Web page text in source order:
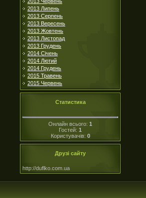
2013 Липень
2013 Серпень
2013 Вересень
2013 Жовтень
2013 Листопад
2013 Грудень
2014 Січень
2014 Лютий
2014 Грудень
2015 Травень
2015 Червень
Статистика
Онлайн всього: 1
Гостей: 1
Користувачів: 0
Друзі сайту
http://duflko.com.ua